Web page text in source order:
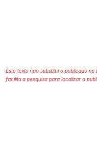
Este texto não substitui o publicado no
facilita a pesquisa para localizar a